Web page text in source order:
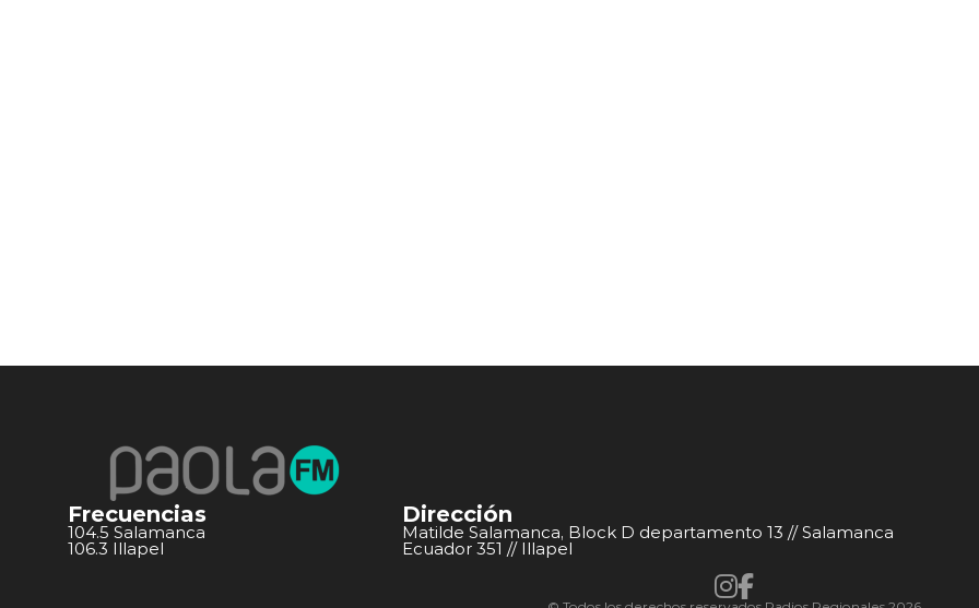
Frecuencias
104.5 Salamanca
106.3 Illapel
Dirección
Matilde Salamanca, Block D departamento 13 // Salamanca
Ecuador 351 // Illapel